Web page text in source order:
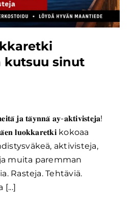
kutsuu sinut
𝐣𝐚 𝐭𝐚̈𝐲𝐧𝐧𝐚̈ 𝐚𝐲-𝐚𝐤𝐭𝐢𝐯𝐢𝐬𝐭𝐞𝐣𝐚!
𝐥𝐮𝐨𝐤𝐤𝐚𝐫𝐞𝐭𝐤𝐢 kokoaa
aktivisteja,
muita paremman
Rasteja. Tehtäviä.
[...]